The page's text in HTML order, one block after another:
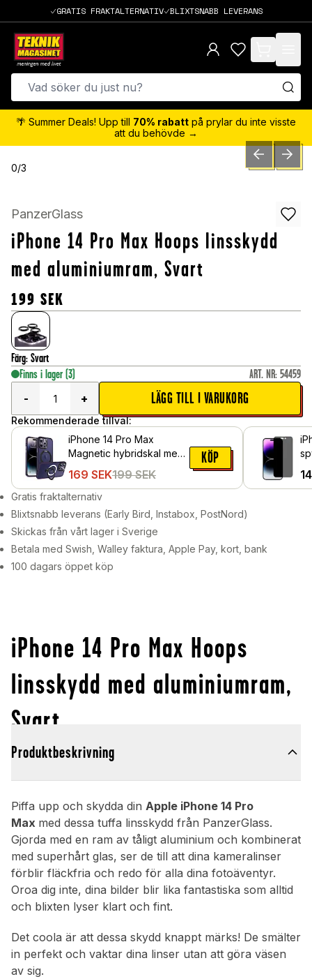
GRATIS FRAKTALTERNATIV BLIXTSNABB LEVERANS
items in cart,
🌴 Summer Deals! Upp till 70% rabatt på prylar du inte visste
att du behövde →
0/3 PREVIOUSNEXT
PanzerGlass
iPhone 14 Pro Max Hoops linsskydd
med aluminiumram, Svart
199 SEK
Färg: Svart
Finns i lager (3) ART. NR: 54459
-
+ LÄGG TILL I VARUKORG
Rekommenderade tillval:
iPhone 14 Pro Max
Magnetic hybridskal med
169 SEK199 SEK
KÖP
Gratis fraktalternativ
Blixtsnabb leverans (Early Bird, Instabox, PostNord)
Skickas från vårt lager i Sverige
Betala med Swish, Walley faktura, Apple Pay, kort, bank
100 dagars öppet köp
iPhone 14 Pro Max Hoops
linsskydd med aluminiumram,
Svart
Produktbeskrivning
Piffa upp och skydda din Apple iPhone 14 Pro
Max med dessa tuffa linsskydd från PanzerGlass.
Gjorda med en ram av tåligt aluminium och kombinerat
med superhårt glas, ser de till att dina kameralinser
förblir fläckfria och redo för alla dina fotoäventyr.
Oroa dig inte, dina bilder blir lika fantastiska som alltid
och blixten lyser klart och fint.
Det coola är att dessa skydd knappt märks! De smälter
in perfekt och vaktar dina linser utan att göra väsen
av sig.